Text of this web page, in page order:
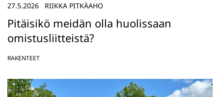
Pitäisikö meidän olla huolissaan
omistusliitteistä?
27.5.2026 RIIKKA PITKÄAHO
RAKENTEET